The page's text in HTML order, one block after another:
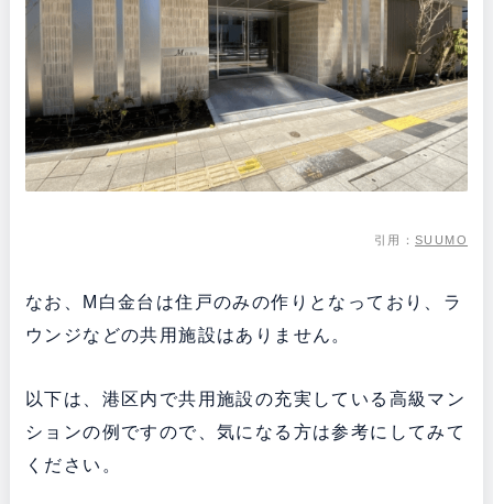
引用：SUUMO
なお、M白金台は住戸のみの作りとなっており、ラ
ウンジなどの共用施設はありません。
以下は、港区内で共用施設の充実している高級マン
ションの例ですので、気になる方は参考にしてみて
ください。